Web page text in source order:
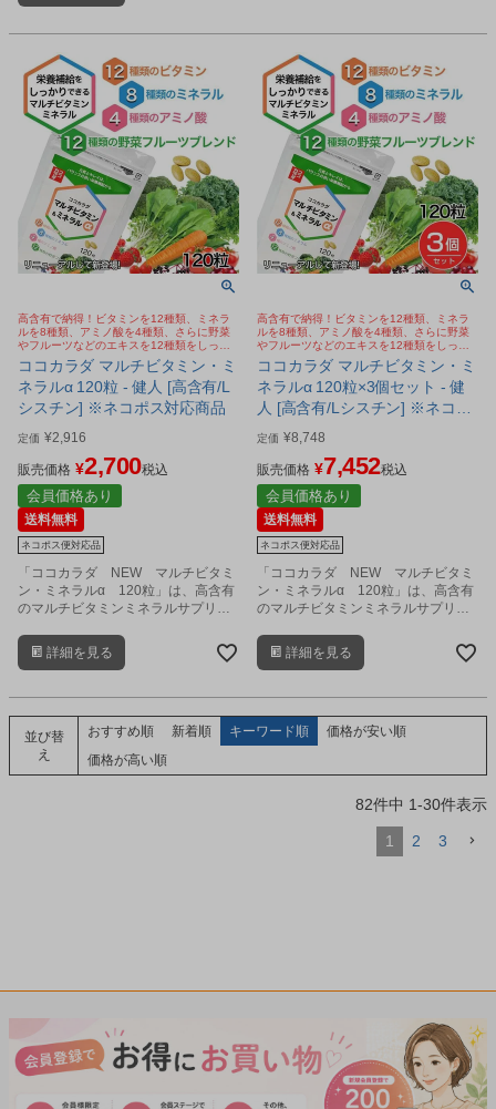
高含有で納得！ビタミンを12種類、ミネラ
ルを8種類、アミノ酸を4種類、さらに野菜
やフルーツなどのエキスを12種類をしっか
り配合
ココカラダ マルチビタミン・ミ
ネラルα 120粒 - 健人 [高含有/L
シスチン] ※ネコポス対応商品
定価 ¥2,916
販売価格 ¥2,700税込
会員価格あり
送料無料
ネコポス便対応品
「ココカラダ NEW マルチビタミ
ン・ミネラルα 120粒」は、高含有
のマルチビタミンミネラルサプリメ
詳細を見る
高含有で納得！ビタミンを12種類、ミネラ
ルを8種類、アミノ酸を4種類、さらに野菜
やフルーツなどのエキスを12種類をしっか
り配合
ココカラダ マルチビタミン・ミ
ネラルα 120粒×3個セット - 健
人 [高含有/Lシスチン] ※ネコポ
ス対応商品
定価 ¥8,748
販売価格 ¥7,452税込
会員価格あり
送料無料
ネコポス便対応品
「ココカラダ NEW マルチビタミ
ン・ミネラルα 120粒」は、高含有
のマルチビタミンミネラルサプリメ
詳細を見る
並び替
え
おすすめ順 新着順 キーワード順
価格が安い順
価格が高い順
82件中 1-30件表示
1 2 3